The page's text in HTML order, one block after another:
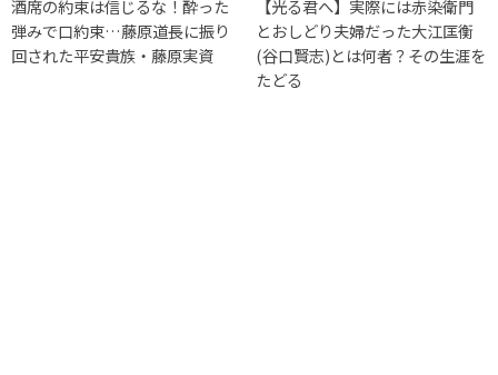
酒席の約束は信じるな！酔った
弾みで口約束…藤原道長に振り
回された平安貴族・藤原実資
【光る君へ】実際には赤染衛門
とおしどり夫婦だった大江匡衡
(谷口賢志)とは何者？その生涯を
たどる